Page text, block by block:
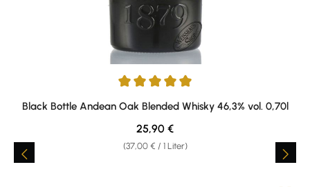
Durchschnittliche Bewertung von 5 von 5 Sternen
Black Bottle Andean Oak Blended Whisky 46,3% vol. 0,70l
(37,00 € / 1 Liter)
Regulärer Preis:
25,90 €